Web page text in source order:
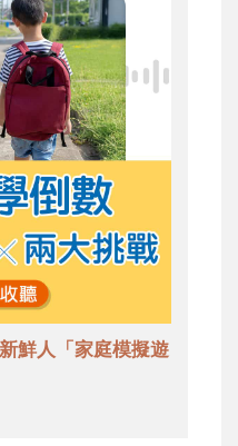
鮮人「家庭模擬遊